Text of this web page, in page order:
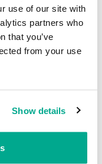
use of our site with
partners who
that you’ve
from your use
Show details
de tarjetas
de Saks
será publicada.
Los